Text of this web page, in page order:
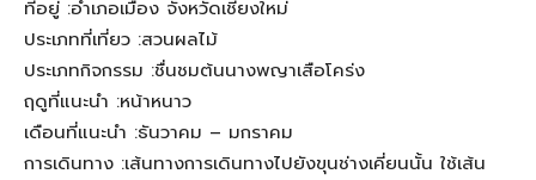
ที่อยู่ :อำเภอเมือง จังหวัดเชียงใหม่
ประเภทที่เที่ยว :สวนผลไม้
ประเภทกิจกรรม :ชื่นชมต้นนางพญาเสือโคร่ง
ฤดูที่แนะนำ :หน้าหนาว
เดือนที่แนะนำ :ธันวาคม – มกราคม
การเดินทาง :เส้นทางการเดินทางไปยังขุนช่างเคี่ยนนั้น ใช้เส้น